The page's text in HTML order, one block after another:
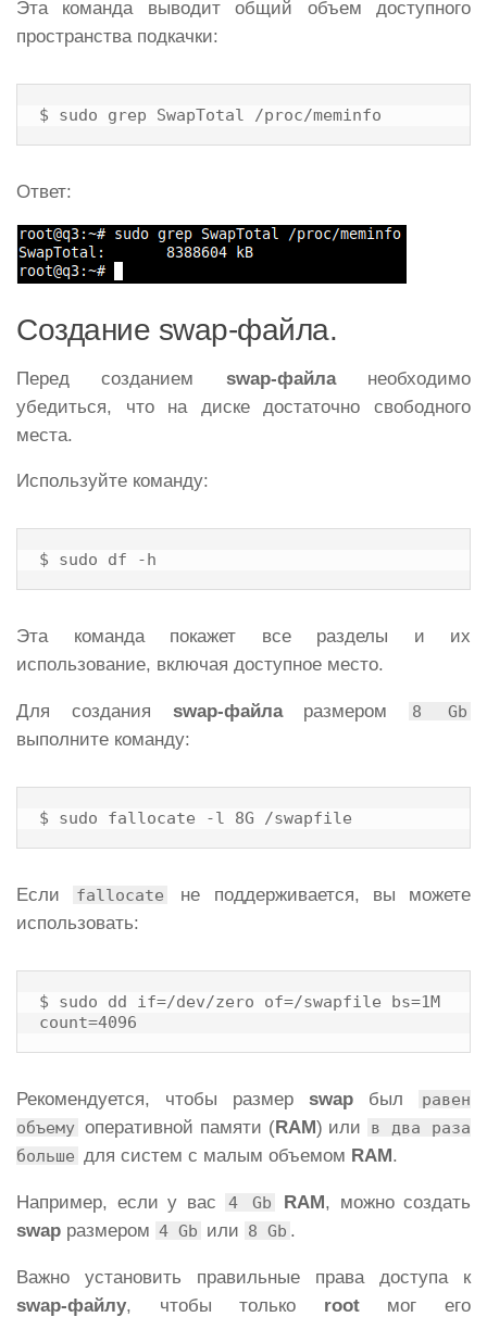
Эта команда выводит общий объем доступного
пространства подкачки:
$ sudo grep SwapTotal /proc/meminfo
Ответ:
Создание swap-файла.
Перед созданием swap-файланеобходимо
убедиться, что на диске достаточно свободного
места.
Используйте команду:
$ sudo df -h
Эта команда покажет все разделы и их
использование, включая доступное место.
Для создания swap-файларазмером 8 Gb
выполните команду:
$ sudo fallocate -l 8G /swapfile
Если fallocate
не поддерживается, вы можете
использовать:
$ sudo dd if=/dev/zero of=/swapfile bs=1M
count=4096
Рекомендуется, чтобы размер swap был
равен
объему оперативной памяти (RAM) или
в два раза
больше для систем с малым объемом RAM.
Например, если у вас 4 Gb RAM, можно создать
swap размером 4 Gb или 8 Gb .
Важно установить правильные права доступа к
swap-файлу, чтобы только rootмог его